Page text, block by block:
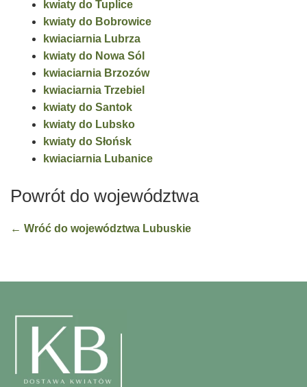
kwiaty do Tuplice
kwiaty do Bobrowice
kwiaciarnia Lubrza
kwiaty do Nowa Sól
kwiaciarnia Brzozów
kwiaciarnia Trzebiel
kwiaty do Santok
kwiaty do Lubsko
kwiaty do Słońsk
kwiaciarnia Lubanice
Powrót do województwa
← Wróć do województwa Lubuskie